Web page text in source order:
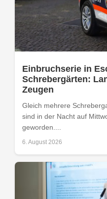
Einbruchserie in
Schrebergärten:
Zeugen
Gleich mehrere
sind in der Nacht auf
geworden....
6. August 2026